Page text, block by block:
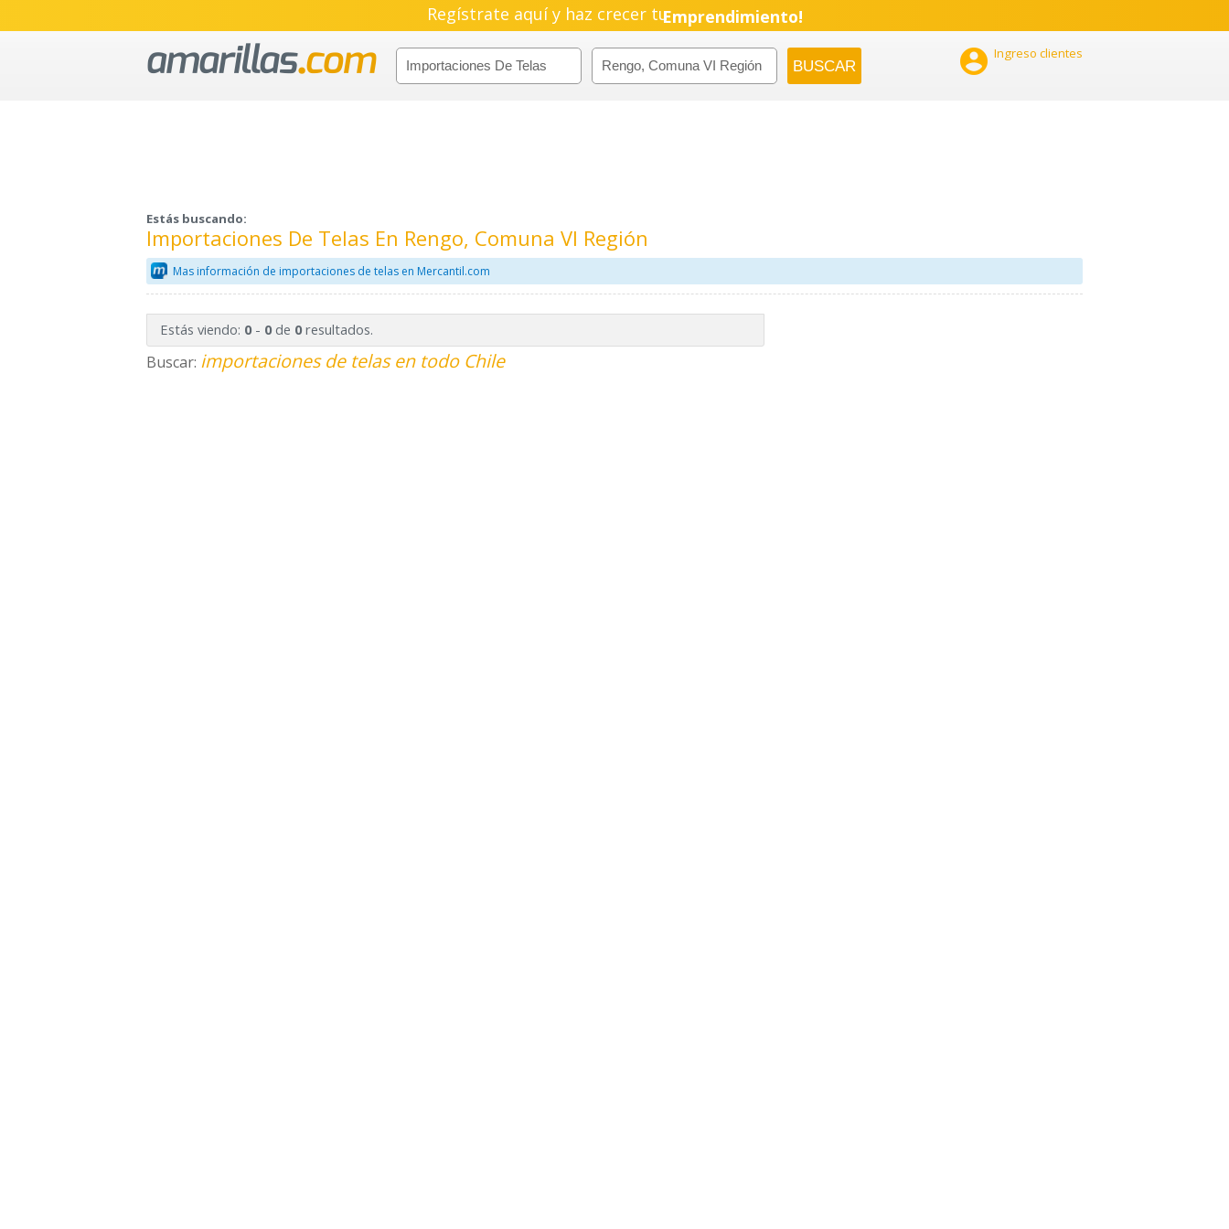
Regístrate aquí y haz crecer tuEmprendimiento!
 Ingreso clientes
Estás buscando:
Importaciones De Telas En Rengo, Comuna VI Región
Mas información de importaciones de telas en Mercantil.com
Estás viendo: 0- 0de 0resultados.
Buscar: importaciones de telas en todo Chile